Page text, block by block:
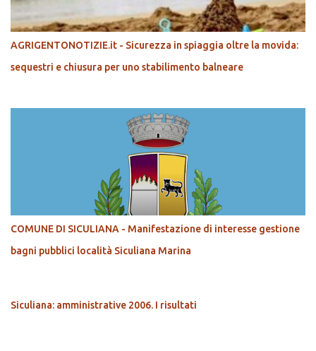
AGRIGENTONOTIZIE.it - Sicurezza in spiaggia oltre la movida:
sequestri e chiusura per uno stabilimento balneare
COMUNE DI SICULIANA - Manifestazione di interesse gestione
bagni pubblici località Siculiana Marina
Siculiana: amministrative 2006. I risultati